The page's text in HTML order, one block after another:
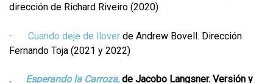
dirección de Richard Riveiro (2020)
· Cuando deje de llover de Andrew Bovell. Dirección
Fernando Toja (2021 y 2022)
. Esperando la Carroza,de Jacobo Langsner. Versión y